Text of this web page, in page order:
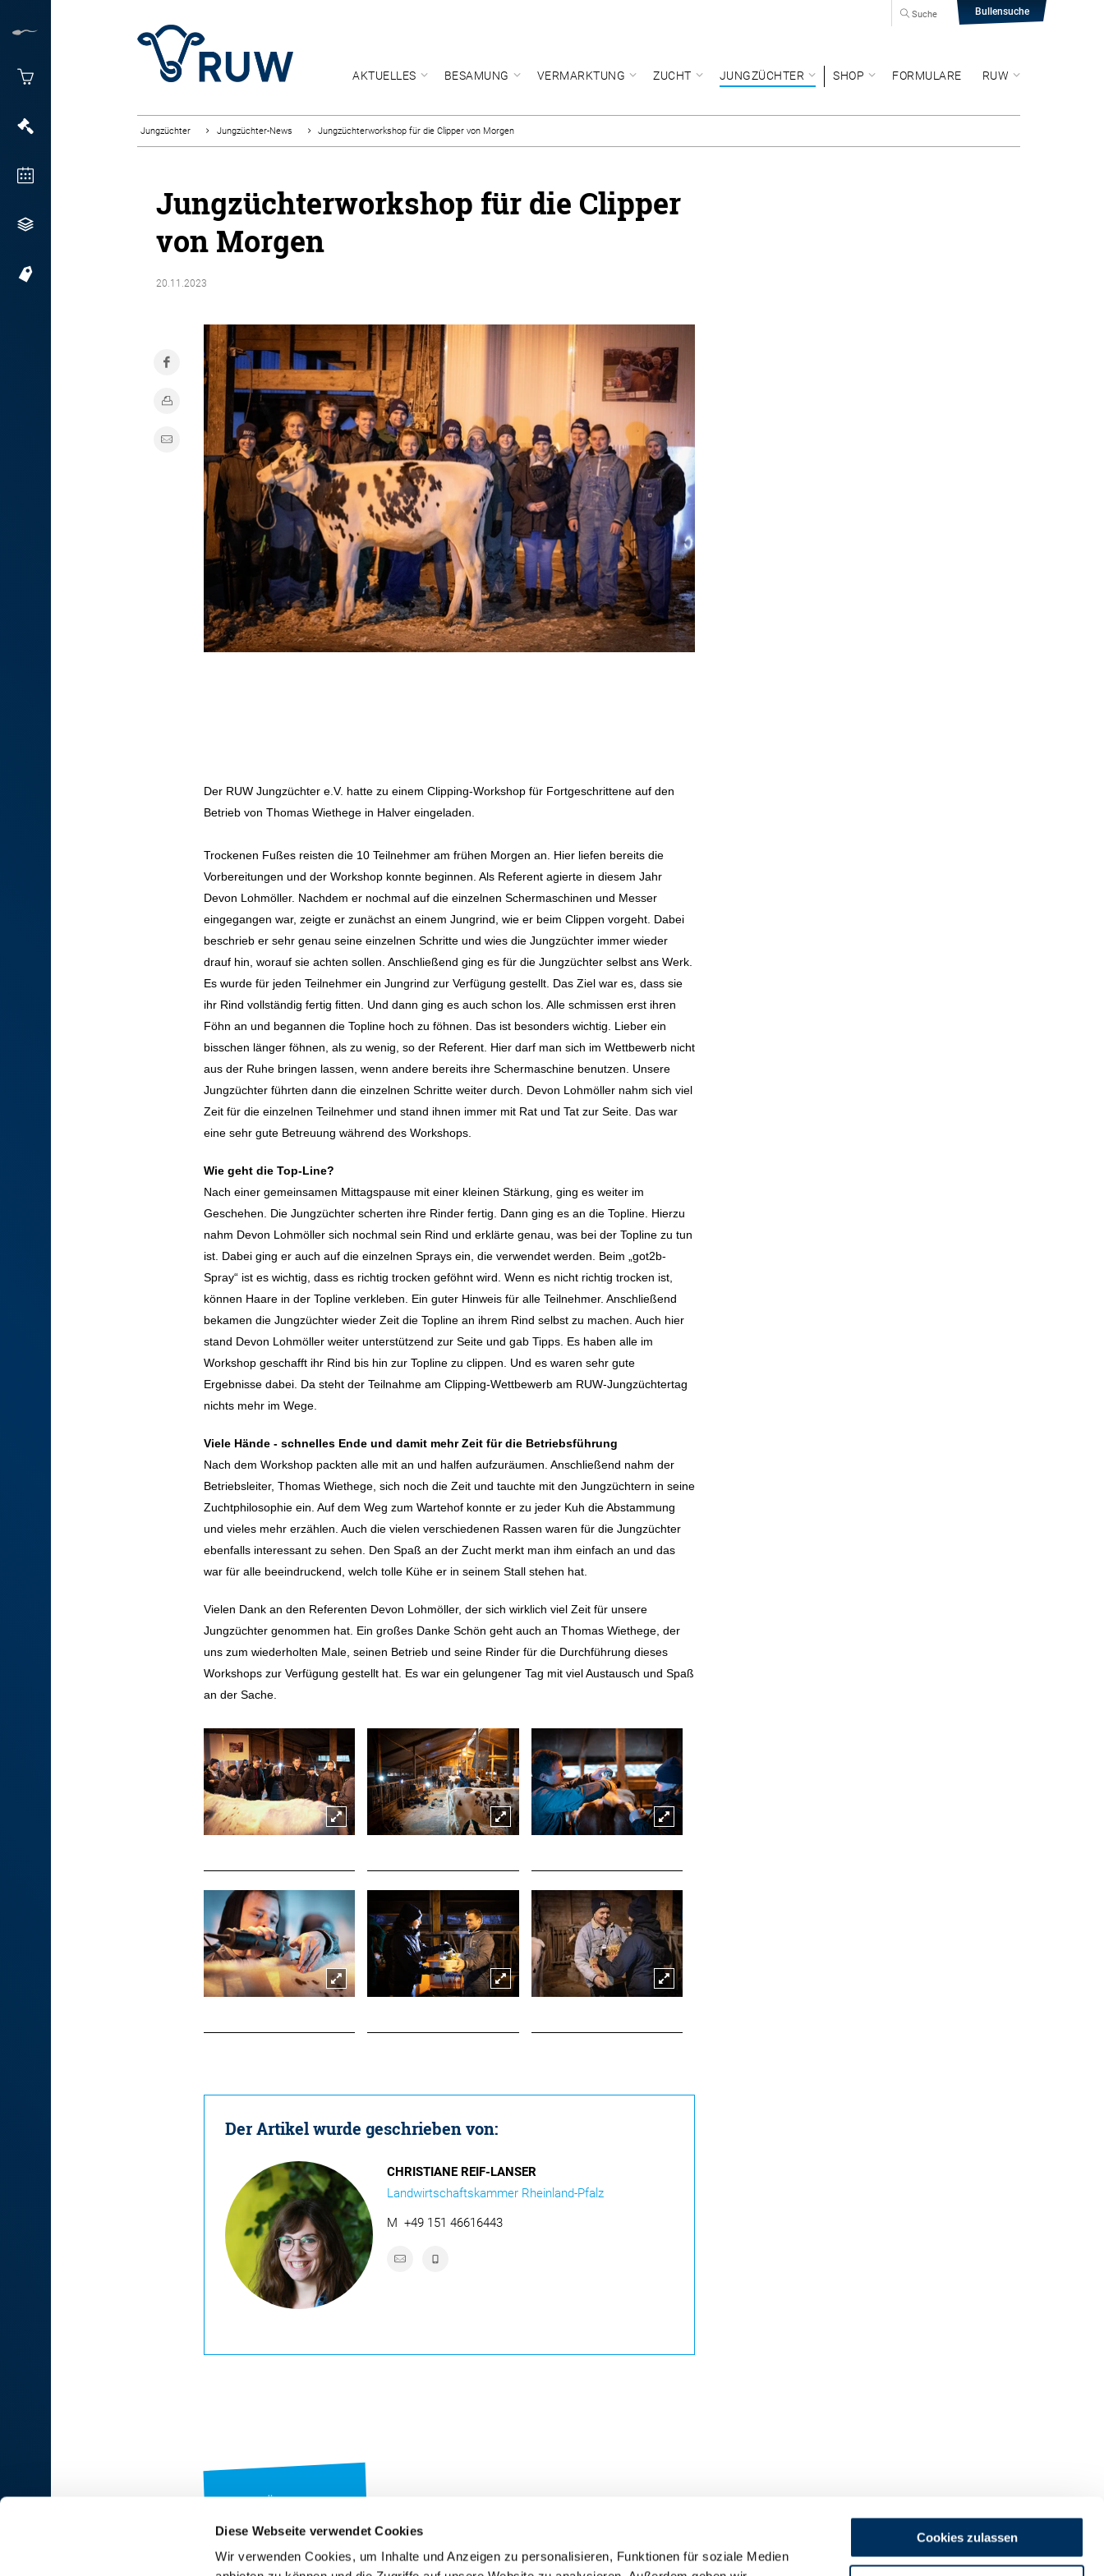
Diese Webseite verwendet Cookies
Wir verwenden Cookies, um Inhalte und Anzeigen zu personalisieren, Funktionen für soziale Medien
Cookies zulassen
Bullensuche
Suche
AKTUELLES BESAMUNG VERMARKTUNG ZUCHT JUNGZÜCHTER SHOP FORMULARE RUW
Jungzüchter Jungzüchter-News Jungzüchterworkshop für die Clipper von Morgen
Jungzüchterworkshop für die Clipper
von Morgen
20.11.2023
Der RUW Jungzüchter e.V. hatte zu einem Clipping-Workshop für Fortgeschrittene auf den
Betrieb von Thomas Wiethege in Halver eingeladen.
Trockenen Fußes reisten die 10 Teilnehmer am frühen Morgen an. Hier liefen bereits die
Vorbereitungen und der Workshop konnte beginnen. Als Referent agierte in diesem Jahr
Devon Lohmöller. Nachdem er nochmal auf die einzelnen Schermaschinen und Messer
eingegangen war, zeigte er zunächst an einem Jungrind, wie er beim Clippen vorgeht. Dabei
beschrieb er sehr genau seine einzelnen Schritte und wies die Jungzüchter immer wieder
drauf hin, worauf sie achten sollen. Anschließend ging es für die Jungzüchter selbst ans Werk.
Es wurde für jeden Teilnehmer ein Jungrind zur Verfügung gestellt. Das Ziel war es, dass sie
ihr Rind vollständig fertig fitten. Und dann ging es auch schon los. Alle schmissen erst ihren
Föhn an und begannen die Topline hoch zu föhnen. Das ist besonders wichtig. Lieber ein
bisschen länger föhnen, als zu wenig, so der Referent. Hier darf man sich im Wettbewerb nicht
aus der Ruhe bringen lassen, wenn andere bereits ihre Schermaschine benutzen. Unsere
Jungzüchter führten dann die einzelnen Schritte weiter durch. Devon Lohmöller nahm sich viel
Zeit für die einzelnen Teilnehmer und stand ihnen immer mit Rat und Tat zur Seite. Das war
eine sehr gute Betreuung während des Workshops.
Wie geht die Top-Line?
Nach einer gemeinsamen Mittagspause mit einer kleinen Stärkung, ging es weiter im
Geschehen. Die Jungzüchter scherten ihre Rinder fertig. Dann ging es an die Topline. Hierzu
nahm Devon Lohmöller sich nochmal sein Rind und erklärte genau, was bei der Topline zu tun
ist. Dabei ging er auch auf die einzelnen Sprays ein, die verwendet werden. Beim „got2b-
Spray“ ist es wichtig, dass es richtig trocken geföhnt wird. Wenn es nicht richtig trocken ist,
können Haare in der Topline verkleben. Ein guter Hinweis für alle Teilnehmer. Anschließend
bekamen die Jungzüchter wieder Zeit die Topline an ihrem Rind selbst zu machen. Auch hier
stand Devon Lohmöller weiter unterstützend zur Seite und gab Tipps. Es haben alle im
Workshop geschafft ihr Rind bis hin zur Topline zu clippen. Und es waren sehr gute
Ergebnisse dabei. Da steht der Teilnahme am Clipping-Wettbewerb am RUW-Jungzüchtertag
nichts mehr im Wege.
Viele Hände - schnelles Ende und damit mehr Zeit für die Betriebsführung
Nach dem Workshop packten alle mit an und halfen aufzuräumen. Anschließend nahm der
Betriebsleiter, Thomas Wiethege, sich noch die Zeit und tauchte mit den Jungzüchtern in seine
Zuchtphilosophie ein. Auf dem Weg zum Wartehof konnte er zu jeder Kuh die Abstammung
und vieles mehr erzählen. Auch die vielen verschiedenen Rassen waren für die Jungzüchter
ebenfalls interessant zu sehen. Den Spaß an der Zucht merkt man ihm einfach an und das
war für alle beeindruckend, welch tolle Kühe er in seinem Stall stehen hat.
Vielen Dank an den Referenten Devon Lohmöller, der sich wirklich viel Zeit für unsere
Jungzüchter genommen hat. Ein großes Danke Schön geht auch an Thomas Wiethege, der
uns zum wiederholten Male, seinen Betrieb und seine Rinder für die Durchführung dieses
Workshops zur Verfügung gestellt hat. Es war ein gelungener Tag mit viel Austausch und Spaß
an der Sache.
Der Artikel wurde geschrieben von:
CHRISTIANE REIF-LANSER
Landwirtschaftskammer Rheinland-Pfalz
M +49 151 46616443
ZUR ÜBERSICHT